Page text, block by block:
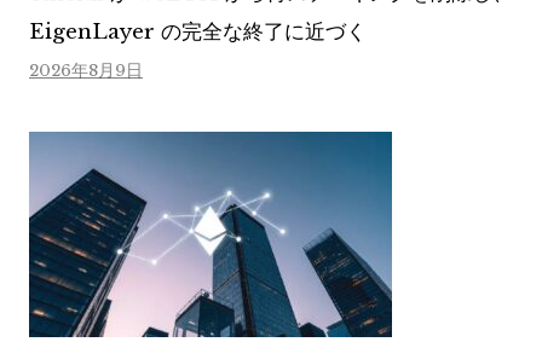
EigenLayer の完全な終了に近づく
2026年8月9日